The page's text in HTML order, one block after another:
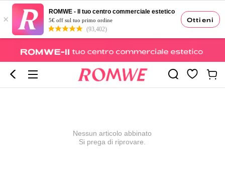
Ottieni
×
ROMWE - Il tuo centro commerciale estetico
5€ off sul tuo primo ordine
(93,402)
Nessun articolo abbinato
Si prega di riprovare.